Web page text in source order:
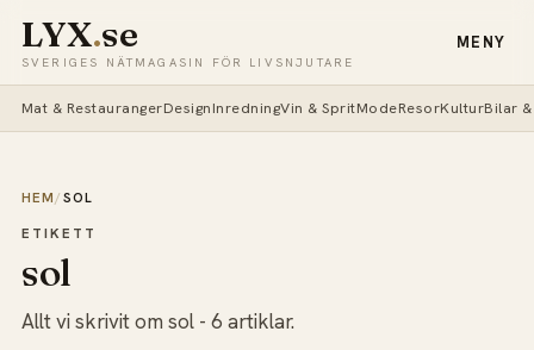
LYX.se
SVERIGES NÄTMAGASIN FÖR LIVSNJUTARE
MENY
Mat & RestaurangerDesignInredningVin & SpritModeResorKulturBilar
HEM / SOL
ETIKETT
sol
Allt vi skrivit om sol - 6 artiklar.